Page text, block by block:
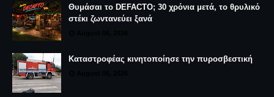
Θυμάσαι το DEFACTO; 30 χρόνια μετά, το θρυλικό
στέκι ζωντανεύει ξανά
Καταστροφέας κινητοποίησε την πυροσβεστική